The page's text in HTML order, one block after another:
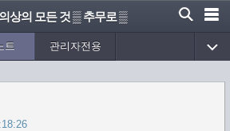
상의 모든 것 ▒ 추무로 ▒
트 관리자전용